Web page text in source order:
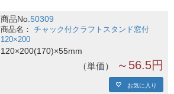
商品No.50309
チャック付クラフトスタンド窓付
120×200
120×200(170)×55mm
単価 ～56.5円
お気に入り